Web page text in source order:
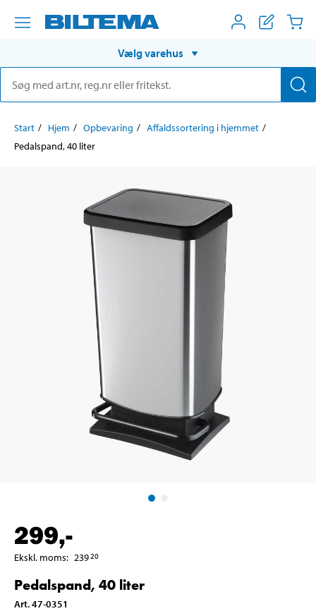
Vælg varehus
Start Hjem Opbevaring
Affaldssortering i hjemmet
Pedalspand, 40 liter
299,-
Ekskl. moms: 23920
Pedalspand, 40 liter
Art.47-0351